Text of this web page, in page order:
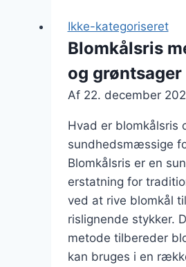
tomatsauce
Ikke-kategoriseret
Blomkålsris
og grøntsager
Af 22. december
Hvad er blomkålsris
sundhedsmæssige
Blomkålsris er en
erstatning for
ved at rive blomkål
rislignende stykker.
metode tilbereder
kan bruges i en